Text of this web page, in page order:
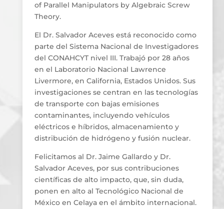
of Parallel Manipulators by Algebraic Screw
Theory.
El Dr. Salvador Aceves está reconocido como
parte del Sistema Nacional de Investigadores
del CONAHCYT nivel III. Trabajó por 28 años
en el Laboratorio Nacional Lawrence
Livermore, en California, Estados Unidos. Sus
investigaciones se centran en las tecnologías
de transporte con bajas emisiones
contaminantes, incluyendo vehículos
eléctricos e híbridos, almacenamiento y
distribución de hidrógeno y fusión nuclear.
Felicitamos al Dr. Jaime Gallardo y Dr.
Salvador Aceves, por sus contribuciones
científicas de alto impacto, que, sin duda,
ponen en alto al Tecnológico Nacional de
México en Celaya en el ámbito internacional.